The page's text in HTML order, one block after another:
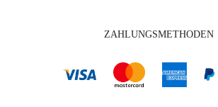
ZAHLUNGSMETHODEN